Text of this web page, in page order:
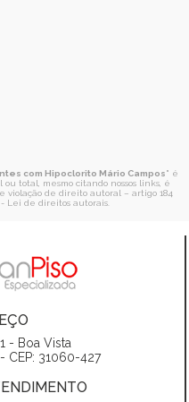
com Hipoclorito Mário Campos" é
total, mesmo citando nossos links, é
violação de direito autoral – artigo 184
- Lei de direitos autorais.
- Boa Vista
CEP: 31060-427